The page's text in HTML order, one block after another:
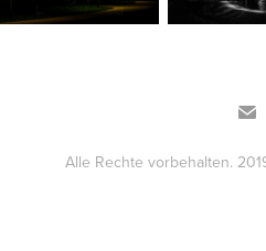
Alle Rechte vorbehalten.